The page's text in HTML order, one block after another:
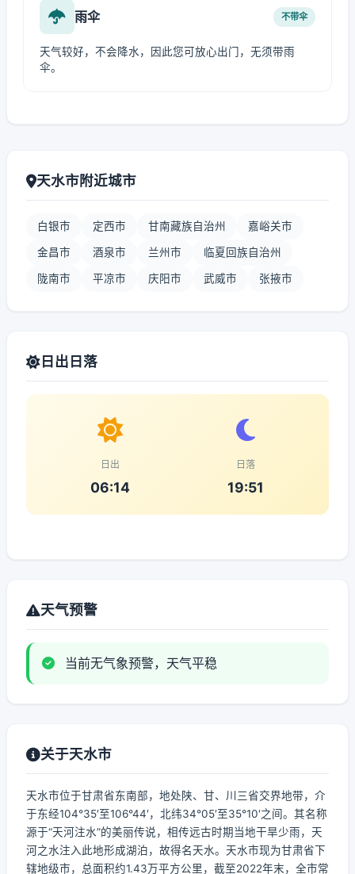
雨伞 不带伞
天气较好，不会降水，因此您可放心出门，无须带雨
伞。
天水市附近城市
白银市 定西市 甘南藏族自治州 嘉峪关市
金昌市 酒泉市 兰州市 临夏回族自治州
陇南市 平凉市 庆阳市 武威市 张掖市
日出日落
日出
06:14
日落
19:51
天气预警
当前无气象预警，天气平稳
关于天水市
天水市位于甘肃省东南部，地处陕、甘、川三省交界地带，介
于东经104°35′至106°44′，北纬34°05′至35°10′之间。其名称
源于“天河注水”的美丽传说，相传远古时期当地干旱少雨，天
河之水注入此地形成湖泊，故得名天水。天水市现为甘肃省下
辖地级市，总面积约1.43万平方公里，截至2022年末，全市常